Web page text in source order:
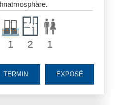
1 2 1
EXPOSÉ
TERMIN